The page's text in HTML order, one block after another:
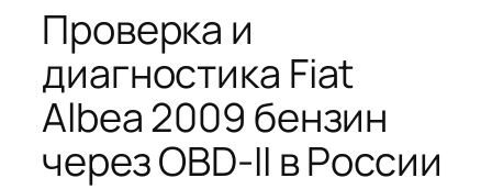
Проверка и
диагностика Fiat
Albea 2009 бензин
через OBD-II в России